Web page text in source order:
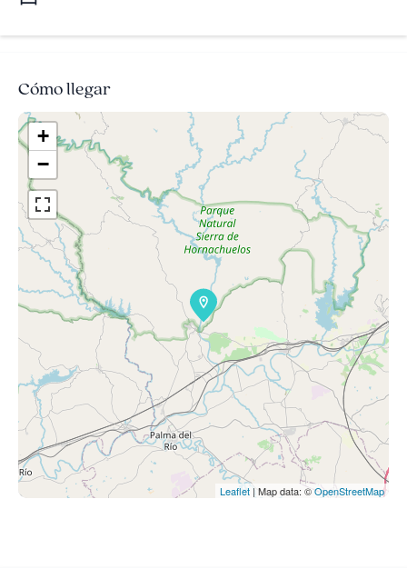
Cómo llegar
+
−
Leaflet | Map data: ©OpenStreetMap